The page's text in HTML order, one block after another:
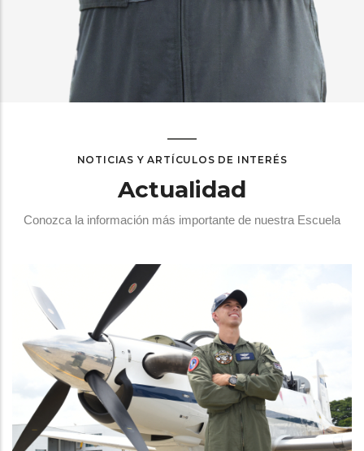
NOTICIAS Y ARTÍCULOS DE INTERÉS
Actualidad
Conozca la información más importante de nuestra Escuela